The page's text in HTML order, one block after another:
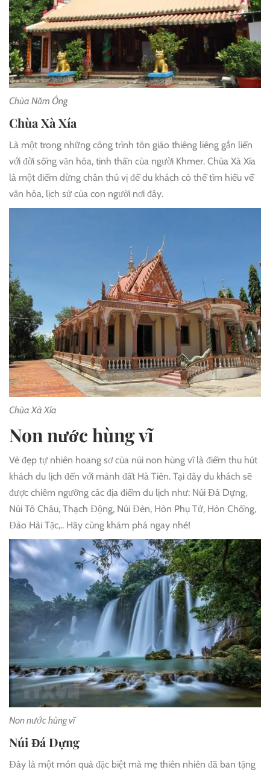
Chùa Năm Ông
Chùa Xà Xía
Là một trong những công trình tôn giáo thiêng liêng gắn liền
với đời sống văn hóa, tinh thần của người Khmer. Chùa Xà Xía
là một điểm dừng chân thú vị để du khách có thể tìm hiểu về
văn hóa, lịch sử của con người nơi đây.
Chùa Xà Xía
Non nước hùng vĩ
Vẻ đẹp tự nhiên hoang sơ của núi non hùng vĩ là điểm thu hút
khách du lịch đến với mảnh đất Hà Tiên. Tại đây du khách sẽ
được chiêm ngưỡng các địa điểm du lịch như: Núi Đá Dựng,
Núi Tô Châu, Thạch Động, Núi Đèn, Hòn Phụ Tử, Hòn Chồng,
Đảo Hải Tặc,.. Hãy cùng khám phá ngay nhé!
Non nước hùng vĩ
Núi Đá Dựng
Đây là một món quà đặc biệt mà mẹ thiên nhiên đã ban tặng